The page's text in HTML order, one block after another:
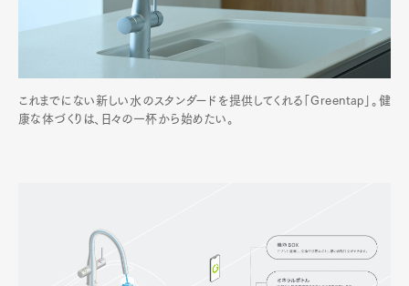
これまでにない新しい水のスタンダードを提供してくれる「Greentap」。健
康な体づくりは、日々の一杯から始めたい。